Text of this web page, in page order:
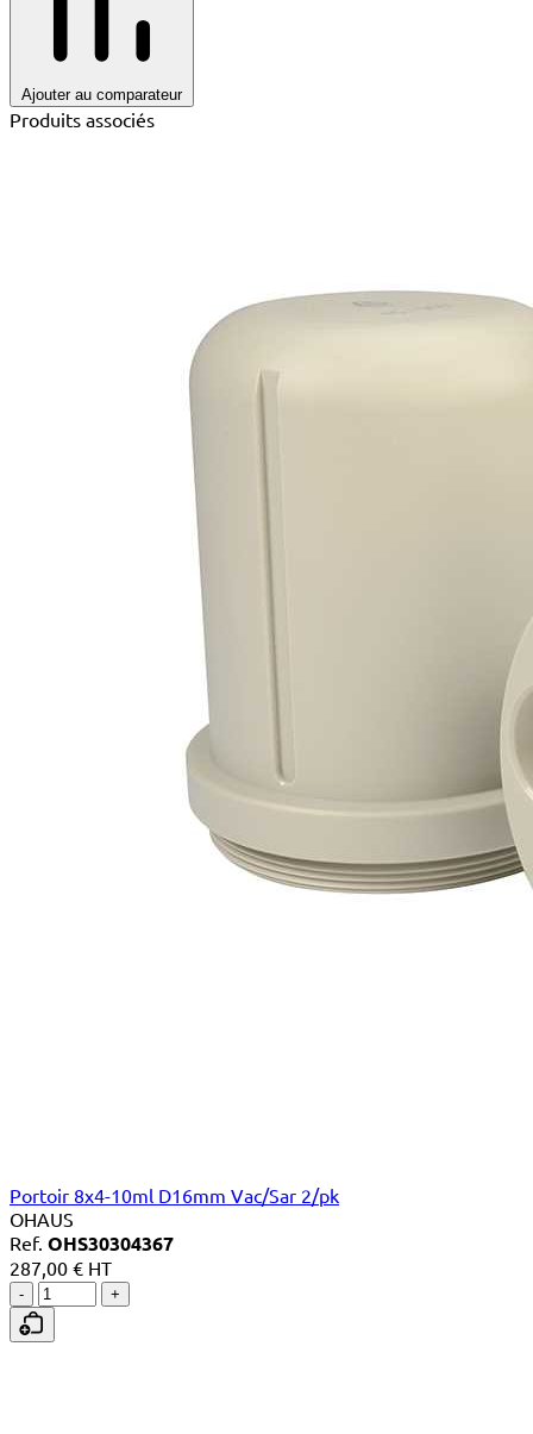
Ajouter au comparateur
Produits associés
Portoir 8x4-10ml D16mm Vac/Sar 2/pk
OHAUS
Ref. OHS30304367
287,00 € HT
- +